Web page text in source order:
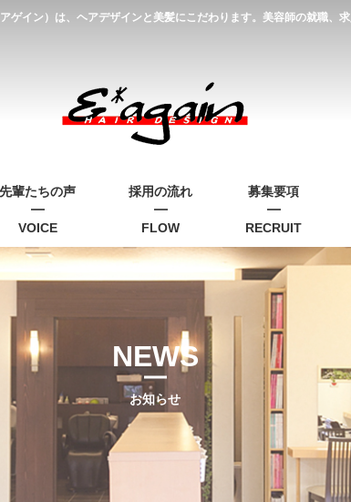
ゲイン）は、ヘアデザインと美髪にこだわります。美容師の就職、
先輩たちの声
VOICE
採用の流れ
FLOW
募集要項
RECRUIT
NEWS
お知らせ